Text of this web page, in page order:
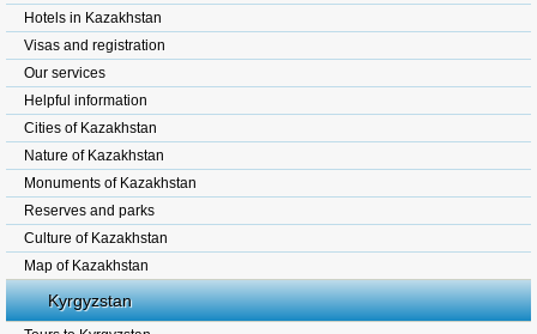
Hotels in Kazakhstan
Visas and registration
Our services
Helpful information
Cities of Kazakhstan
Nature of Kazakhstan
Monuments of Kazakhstan
Reserves and parks
Culture of Kazakhstan
Map of Kazakhstan
Kyrgyzstan